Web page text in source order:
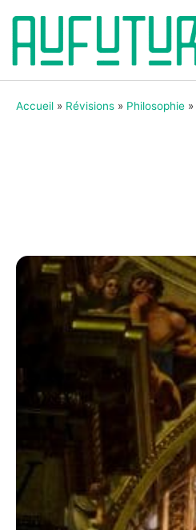
Accueil » Révisions » Philosophie »